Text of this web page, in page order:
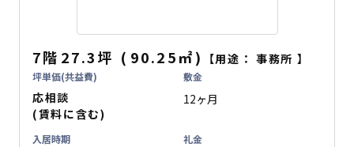
7階 27.3坪 ( 90.25㎡) 【用途：事務所 】
坪単価(共益費)
応相談
(賃料に含む)
敷金
12ヶ月
入居時期 礼金